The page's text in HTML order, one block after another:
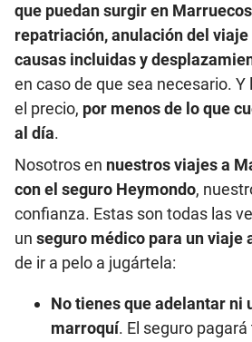
que puedan surgir en Marruecos
repatriación, anulación del
causas incluidas y
en caso de que sea necesario.
el precio, por menos de lo que
al día.
Nosotros en nuestros viajes a
con el seguro Heymondo,
confianza. Estas son todas las
un seguro médico para un viaje
de ir a pelo a jugártela:
No tienes que adelantar ni
marroquí. El seguro